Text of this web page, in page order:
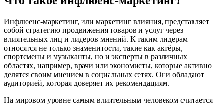
Инфлюенс-маркетинг, или маркетинг влияния, представляет
собой стратегию продвижения товаров и услуг через
влиятельных лиц и лидеров мнений. К таким лидерам
относятся не только знаменитости, такие как актёры,
спортсмены и музыканты, но и эксперты в различных
областях, например, врачи или экономисты, которые активно
делятся своим мнением в социальных сетях. Они обладают
аудиторией, которая доверяет их рекомендациям.
На мировом уровне самым влиятельным человеком считается